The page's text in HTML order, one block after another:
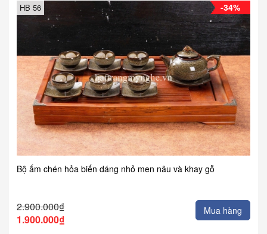
-34%
HB 56
Bộ ấm chén hỏa biến dáng nhỏ men nâu và khay gỗ
2.900.000₫
1.900.000₫
Mua hàng